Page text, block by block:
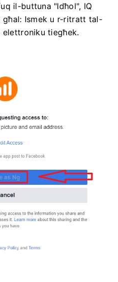
il-buttuna "Idħol", IQ
Ismek u r-ritratt tal-
tiegħek.